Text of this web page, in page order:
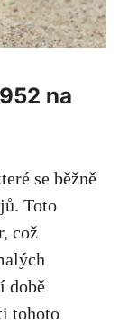
na
se běžně
Toto
což
době
tohoto